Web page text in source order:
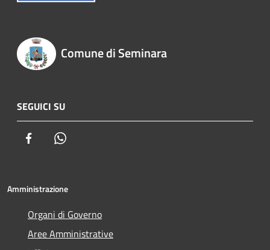
Comune di Seminara
SEGUICI SU
Facebook
Amministrazione
Organi di Governo
Aree Amministrative